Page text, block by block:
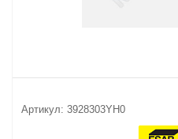
Артикул: 3928303YH0